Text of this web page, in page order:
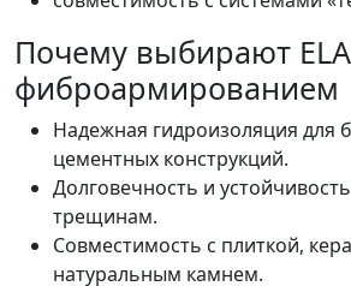
Почему выбирают
фиброармированием
Надежная гидроизоляция для
цементных конструкций.
Долговечность и
трещинам.
Совместимость с плиткой,
натуральным камнем.